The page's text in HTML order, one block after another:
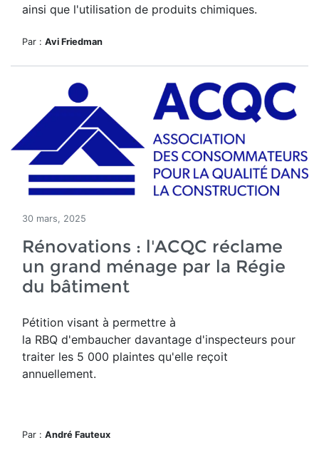
ainsi que l'utilisation de produits chimiques.
Par : Avi Friedman
30 mars, 2025
Rénovations : l'ACQC réclame
un grand ménage par la Régie
du bâtiment
Pétition visant à permettre à
la RBQ d'embaucher davantage d'inspecteurs pour
traiter les 5 000 plaintes qu'elle reçoit
annuellement.
Par : André Fauteux